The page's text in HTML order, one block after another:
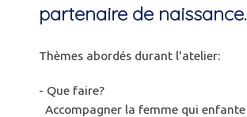
partenaire de naissance.
Thèmes abordés durant l'atelier:
- Que faire?
Accompagner la femme qui enfante